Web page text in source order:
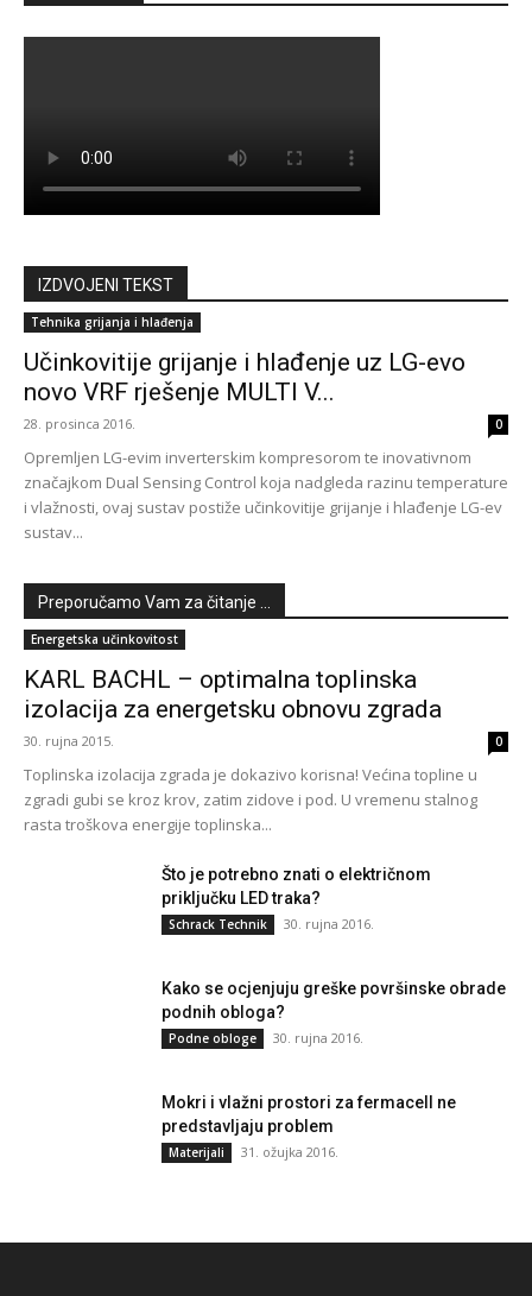
IZDVOJENI TEKST
Tehnika grijanja i hlađenja
Učinkovitije grijanje i hlađenje uz LG-evo
novo VRF rješenje MULTI V...
28. prosinca 2016. 0
Opremljen LG-evim inverterskim kompresorom te inovativnom
značajkom Dual Sensing Control koja nadgleda razinu temperature
i vlažnosti, ovaj sustav postiže učinkovitije grijanje i hlađenje LG-ev
sustav...
Preporučamo Vam za čitanje ...
Energetska učinkovitost
KARL BACHL – optimalna toplinska
izolacija za energetsku obnovu zgrada
30. rujna 2015. 0
Toplinska izolacija zgrada je dokazivo korisna! Većina topline u
zgradi gubi se kroz krov, zatim zidove i pod. U vremenu stalnog
rasta troškova energije toplinska...
Što je potrebno znati o električnom
priključku LED traka?
Schrack Technik 30. rujna 2016.
Kako se ocjenjuju greške površinske obrade
podnih obloga?
Podne obloge 30. rujna 2016.
Mokri i vlažni prostori za fermacell ne
predstavljaju problem
Materijali 31. ožujka 2016.